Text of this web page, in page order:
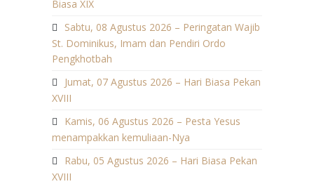
Biasa XIX
Sabtu, 08 Agustus 2026 – Peringatan Wajib
St. Dominikus, Imam dan Pendiri Ordo
Pengkhotbah
Jumat, 07 Agustus 2026 – Hari Biasa Pekan
XVIII
Kamis, 06 Agustus 2026 – Pesta Yesus
menampakkan kemuliaan-Nya
Rabu, 05 Agustus 2026 – Hari Biasa Pekan
XVIII